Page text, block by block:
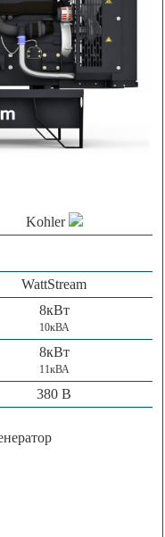
Kohler
WattStream
8кВт
10кВА
8кВт
11кВА
380 В